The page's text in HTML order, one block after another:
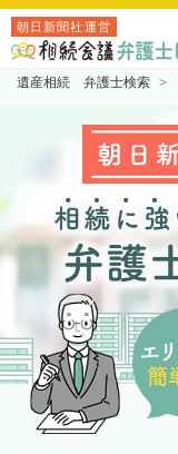
朝日新聞社運営
遺産相続 弁護士検索